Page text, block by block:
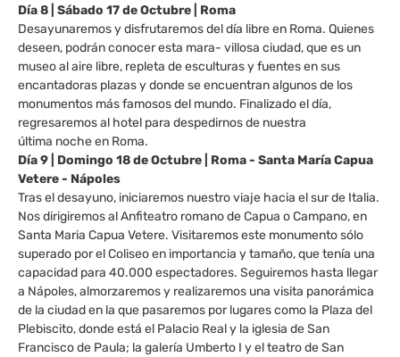
Día 8 | Sábado 17 de Octubre | Roma
Desayunaremos y disfrutaremos del día libre en Roma. Quienes
deseen, podrán conocer esta mara- villosa ciudad, que es un
museo al aire libre, repleta de esculturas y fuentes en sus
encantadoras plazas y donde se encuentran algunos de los
monumentos más famosos del mundo. Finalizado el día,
regresaremos al hotel para despedirnos de nuestra
última noche en Roma.
Día 9 | Domingo 18 de Octubre | Roma - Santa María Capua
Vetere - Nápoles
Tras el desayuno, iniciaremos nuestro viaje hacia el sur de Italia.
Nos dirigiremos al Anfiteatro romano de Capua o Campano, en
Santa Maria Capua Vetere. Visitaremos este monumento sólo
superado por el Coliseo en importancia y tamaño, que tenía una
capacidad para 40.000 espectadores. Seguiremos hasta llegar
a Nápoles, almorzaremos y realizaremos una visita panorámica
de la ciudad en la que pasaremos por lugares como la Plaza del
Plebiscito, donde está el Palacio Real y la iglesia de San
Francisco de Paula; la galería Umberto I y el teatro de San